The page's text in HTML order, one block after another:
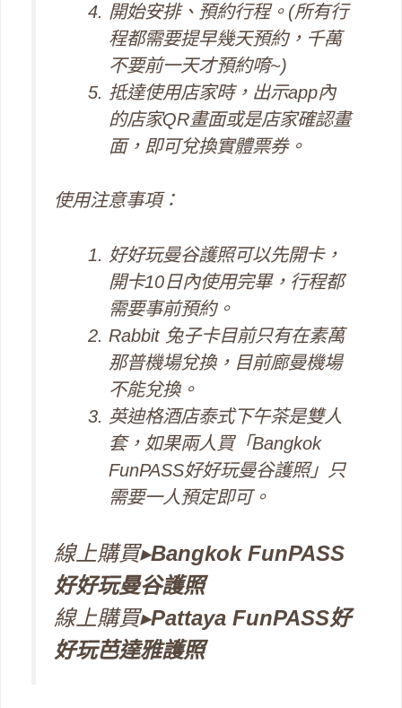
開始安排、預約行程。(所有行
程都需要提早幾天預約，千萬
不要前一天才預約唷~)
抵達使用店家時，出示app內
的店家QR畫面或是店家確認畫
面，即可兌換實體票券。
使用注意事項：
好好玩曼谷護照可以先開卡，
開卡10日內使用完畢，行程都
需要事前預約。
Rabbit 兔子卡目前只有在素萬
那普機場兌換，目前廊曼機場
不能兌換。
英迪格酒店泰式下午茶是雙人
套，如果兩人買「Bangkok
FunPASS好好玩曼谷護照」只
需要一人預定即可。
線上購買▸Bangkok FunPASS
好好玩曼谷護照
線上購買▸Pattaya FunPASS好
好玩芭達雅護照